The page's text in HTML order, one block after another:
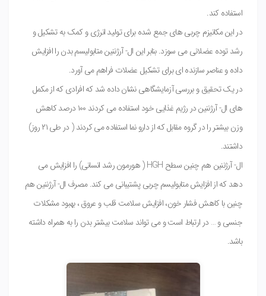
استفاده کند.
در این مکانیزم چربی های جمع شده برای تولید انرژی و کمک به تشکیل و
رشد توده عضلانی می سوزد. بنابر این ال- آرژننین متابولیسم بدن را افزایش
داده و عناصر سازنده ای برای تشکیل عضلات فراهم می آورد.
در یک تحقیق و بررسی آزمایشگاهی نشان داده شد که افرادی که از مکمل
های ال- آرژننین در رژیم غذایی خود استفاده می کردند ۱۰۰ درصد کاهش
وزن بیشتر را در گروه مقابل که از دارو نما استفاده می کردند ( در طی ۲۱ روز)
داشتند.
ال- آرژننین هم چنین سطح HGH ( هورمون رشد انسانی) را افزایش می
دهد که از افزایش متابولیسم چربی پشتیبانی می کند. مصرف ال- آرژننین هم
چنین با کاهش فشار خون، افزایش سلامت قلب و عروق ، بهبود مشکلات
جنسی و … در ارتباط است و می تواند سلامت بیشتر بدن را به همراه داشته
باشد.